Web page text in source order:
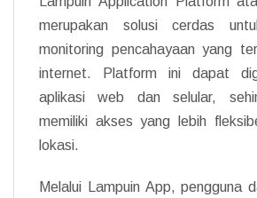
merupakan solusi cerdas
monitoring pencahayaan yang
internet. Platform ini dapat
aplikasi web dan selular,
memiliki akses yang lebih
lokasi.
Melalui Lampuin App, pengguna